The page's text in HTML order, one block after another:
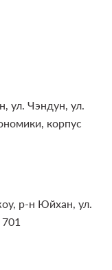
ул. Чэндун, ул.
корпус
р-н Юйхан, ул.